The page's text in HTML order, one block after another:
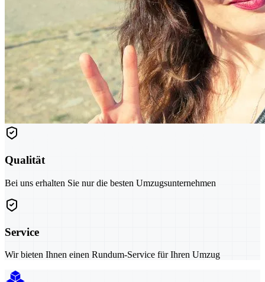
Qualität
Bei uns erhalten Sie nur die besten Umzugsunternehmen
Service
Wir bieten Ihnen einen Rundum-Service für Ihren Umzug